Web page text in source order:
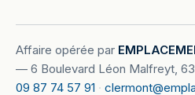
Affaire opérée par
— 6 Boulevard Léon Malfreyt,
09 87 74 57 91 ·